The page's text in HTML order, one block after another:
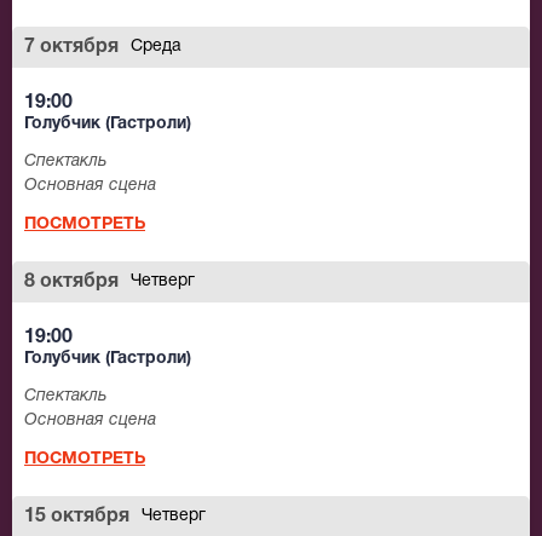
7 октября Среда
19:00
Голубчик (Гастроли)
Спектакль
Основная сцена
ПОСМОТРЕТЬ
8 октября Четверг
19:00
Голубчик (Гастроли)
Спектакль
Основная сцена
ПОСМОТРЕТЬ
15 октября Четверг